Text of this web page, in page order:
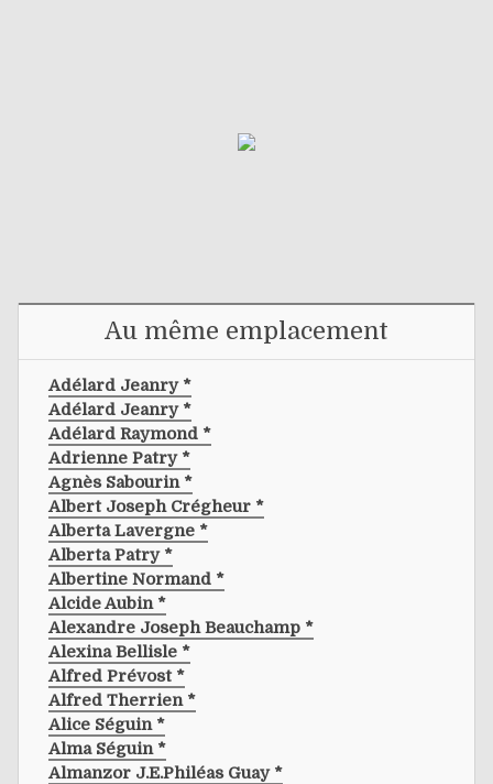
Au même emplacement
Adélard Jeanry *
Adélard Jeanry *
Adélard Raymond *
Adrienne Patry *
Agnès Sabourin *
Albert Joseph Crégheur *
Alberta Lavergne *
Alberta Patry *
Albertine Normand *
Alcide Aubin *
Alexandre Joseph Beauchamp *
Alexina Bellisle *
Alfred Prévost *
Alfred Therrien *
Alice Séguin *
Alma Séguin *
Almanzor J.e.philéas Guay *